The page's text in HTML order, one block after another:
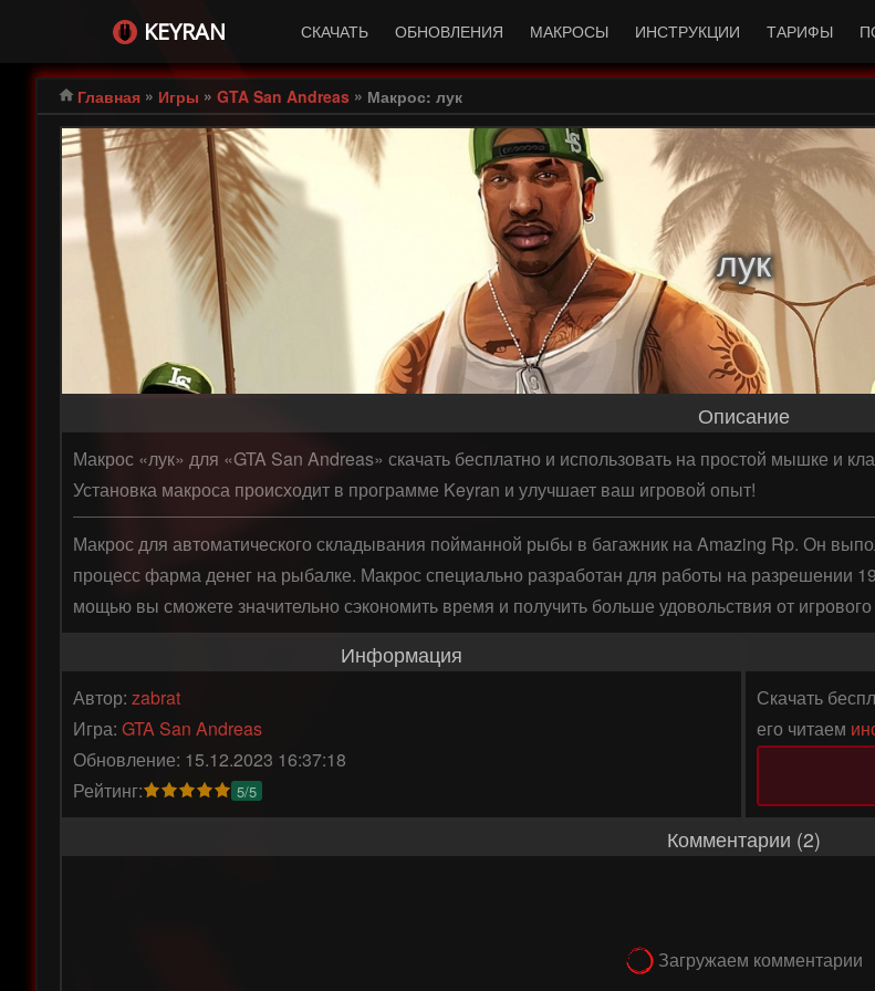
KEYRAN СКАЧАТЬ ОБНОВЛЕНИЯ МАКРОСЫ ИНСТРУКЦИИ ТАРИФЫ
Главная » Игры » GTA San Andreas » Макрос: лук
лук
Описание
Макрос «лук» для «GTA San Andreas» скачать бесплатно и использовать на простой мышке и
Установка макроса происходит в программе Keyran и улучшает ваш игровой опыт!
Макрос для автоматического складывания пойманной рыбы в багажник на Amazing Rp. Он
процесс фарма денег на рыбалке. Макрос специально разработан для работы на разрешении
мощью вы сможете значительно сэкономить время и получить больше удовольствия от
Информация
Автор: zabrat
Игра: GTA San Andreas
Обновление: 15.12.2023 16:37:18
Рейтинг:
5/5
Скачать
его читаем
Комментарии (2)
Загружаем комментарии